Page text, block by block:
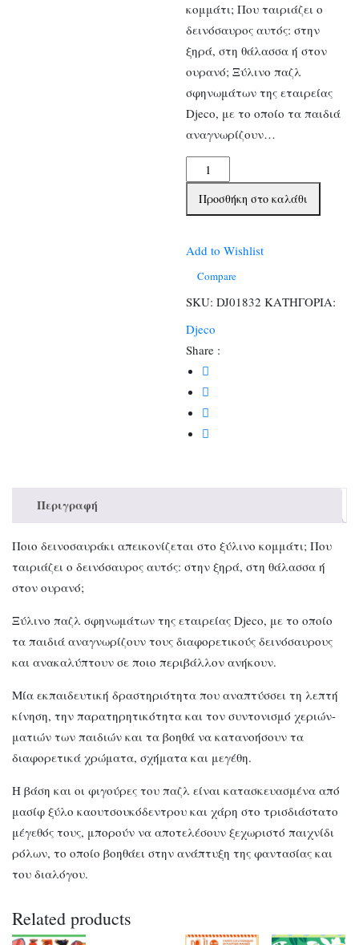
κομμάτι; Που ταιριάζει ο
δεινόσαυρος αυτός: στην
ξηρά, στη θάλασσα ή στον
ουρανό; Ξύλινο παζλ
σφηνωμάτων της εταιρείας
Djeco, με το οποίο τα παιδιά
αναγνωρίζουν…
Djeco
Ξύλινα
σφηνώματα
22
τεμάχια
Προσθήκη στο καλάθι
Add to Wishlist
Compare
SKU: DJ01832 ΚΑΤΗΓΟΡΙΑ:
Djeco
Share :
Περιγραφή
Ποιο δεινοσαυράκι απεικονίζεται στο ξύλινο κομμάτι; Που
ταιριάζει ο δεινόσαυρος αυτός: στην ξηρά, στη θάλασσα ή
στον ουρανό;
Ξύλινο παζλ σφηνωμάτων της εταιρείας Djeco, με το οποίο
τα παιδιά αναγνωρίζουν τους διαφορετικούς δεινόσαυρους
και ανακαλύπτουν σε ποιο περιβάλλον ανήκουν.
Μία εκπαιδευτική δραστηριότητα που αναπτύσσει τη λεπτή
κίνηση, την παρατηρητικότητα και τον συντονισμό χεριών-
ματιών των παιδιών και τα βοηθά να κατανοήσουν τα
διαφορετικά χρώματα, σχήματα και μεγέθη.
Η βάση και οι φιγούρες του παζλ είναι κατασκευασμένα από
μασίφ ξύλο καουτσουκόδεντρου και χάρη στο τρισδιάστατο
μέγεθός τους, μπορούν να αποτελέσουν ξεχωριστό παιχνίδι
ρόλων, το οποίο βοηθάει στην ανάπτυξη της φαντασίας και
του διαλόγου.
Related products